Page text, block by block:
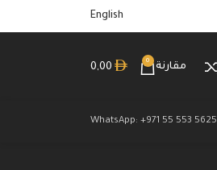
English
مقارنة
0
0,00
WhatsApp: +971 55 553 5625